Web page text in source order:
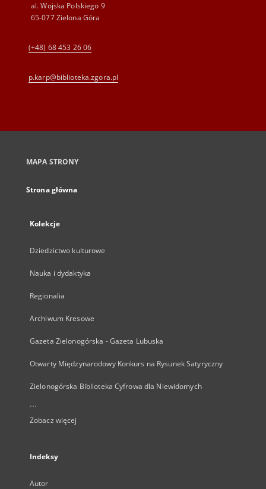
al. Wojska Polskiego 9
65-077 Zielona Góra
(+48) 68 453 26 06
p.karp@biblioteka.zgora.pl
MAPA STRONY
Strona główna
Kolekcje
Dziedzictwo kulturowe
Nauka i dydaktyka
Regionalia
Archiwum Kresowe
Gazeta Zielonogórska - Gazeta Lubuska
Otwarty Międzynarodowy Konkurs na Rysunek Satyryczny
Zielonogórska Biblioteka Cyfrowa dla Niewidomych
...
Zobacz więcej
Indeksy
Autor